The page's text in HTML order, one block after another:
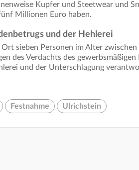
Kupfer und Steetwear und
Millionen Euro haben.
und der Hehlerei
sieben Personen im Alter
des Verdachts des
und der Unterschlagung
Festnahme Ulrichstein